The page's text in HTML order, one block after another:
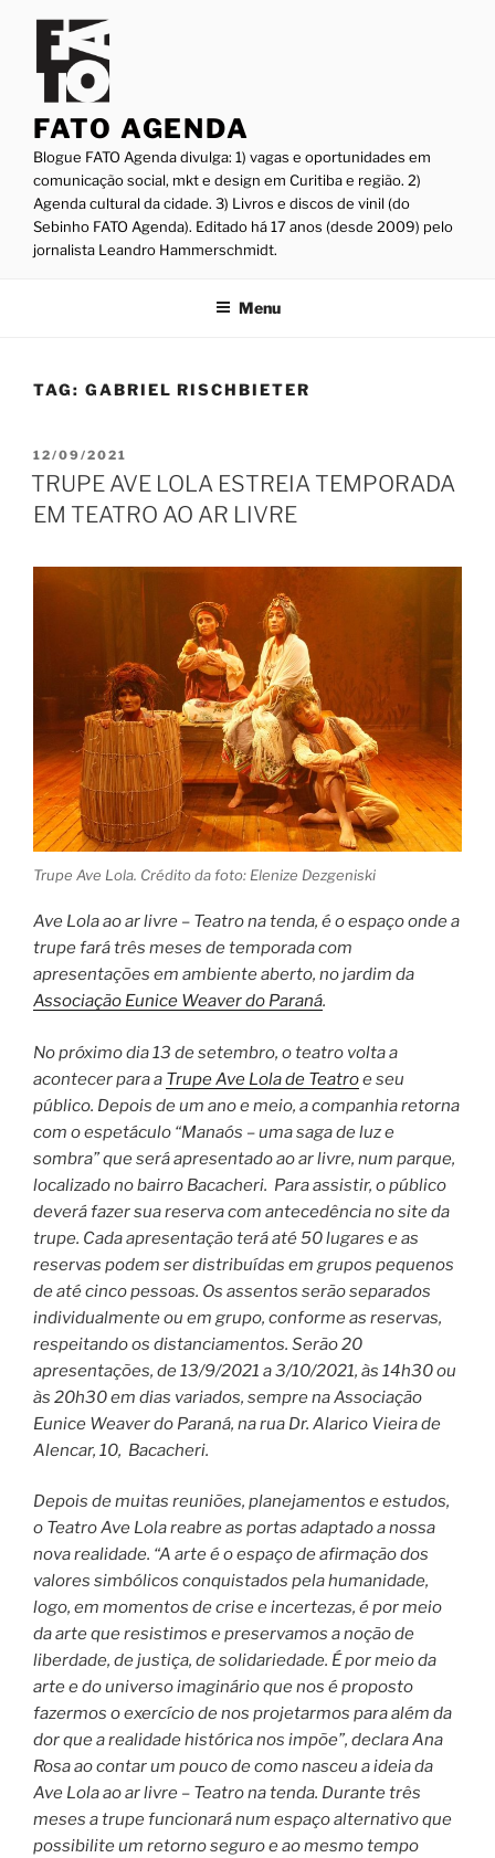
conteúdo
FATO AGENDA
Blogue FATO Agenda divulga: 1) vagas e oportunidades em
comunicação social, mkt e design em Curitiba e região. 2)
Agenda cultural da cidade. 3) Livros e discos de vinil (do
Sebinho FATO Agenda). Editado há 17 anos (desde 2009) pelo
jornalista Leandro Hammerschmidt.
Menu
TAG: GABRIEL RISCHBIETER
PUBLICADO
EM
12/09/2021
TRUPE AVE LOLA ESTREIA TEMPORADA
EM TEATRO AO AR LIVRE
Trupe Ave Lola. Crédito da foto: Elenize Dezgeniski
Ave Lola ao ar livre – Teatro na tenda, é o espaço onde a
trupe fará três meses de temporada com
apresentações em ambiente aberto, no jardim da
Associação Eunice Weaver do Paraná.
No próximo dia 13 de setembro, o teatro volta a
acontecer para a Trupe Ave Lola de Teatroe seu
público. Depois de um ano e meio, a companhia retorna
com o espetáculo “Manaós – uma saga de luz e
sombra” que será apresentado ao ar livre, num parque,
localizado no bairro Bacacheri. Para assistir, o público
deverá fazer sua reserva com antecedência no site da
trupe. Cada apresentação terá até 50 lugares e as
reservas podem ser distribuídas em grupos pequenos
de até cinco pessoas. Os assentos serão separados
individualmente ou em grupo, conforme as reservas,
respeitando os distanciamentos. Serão 20
apresentações, de 13/9/2021 a 3/10/2021, às 14h30 ou
às 20h30 em dias variados, sempre na Associação
Eunice Weaver do Paraná, na rua Dr. Alarico Vieira de
Alencar, 10, Bacacheri.
Depois de muitas reuniões, planejamentos e estudos,
o Teatro Ave Lola reabre as portas adaptado a nossa
nova realidade. “A arte é o espaço de afirmação dos
valores simbólicos conquistados pela humanidade,
logo, em momentos de crise e incertezas, é por meio
da arte que resistimos e preservamos a noção de
liberdade, de justiça, de solidariedade. É por meio da
arte e do universo imaginário que nos é proposto
fazermos o exercício de nos projetarmos para além da
dor que a realidade histórica nos impõe”, declara Ana
Rosa ao contar um pouco de como nasceu a ideia da
Ave Lola ao ar livre – Teatro na tenda. Durante três
meses a trupe funcionará num espaço alternativo que
possibilite um retorno seguro e ao mesmo tempo